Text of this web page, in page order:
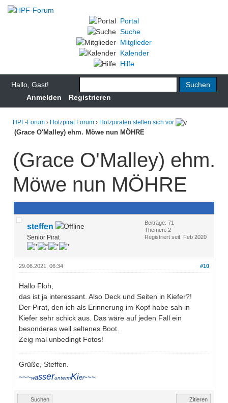
Portal
Suche
Mitglieder
Kalender
Hilfe
Hallo, Gast!
Anmelden
Registrieren
HPF-Forum › Holzpirat Forum › Holzpiraten stellen sich vor
(Grace O'Malley) ehm. Möwe nun MÖHRE
(Grace O'Malley) ehm.
Möwe nun MÖHRE
steffen
Senior Pirat
Beiträge: 71
Themen: 2
Registriert seit: Feb 2020
#10
29.06.2021, 06:34
Hallo Floh,
das ist ja interessant. Also Deck und Seiten in Kiefer?!
Der Pirat, den ich als Erinnerung im Kopf habe sah in
Kiefer sehr schick aus. Das wäre auf jeden Fall ein
besonderes weil seltenes Boot.
Zeig mal unbedingt Fotos!
Grüße, Steffen.
~~~wasseruntermKiel~~~
Suchen Zitieren